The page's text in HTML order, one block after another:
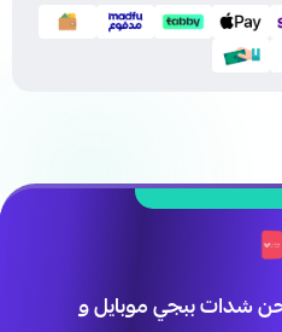
ببجي موبايل و